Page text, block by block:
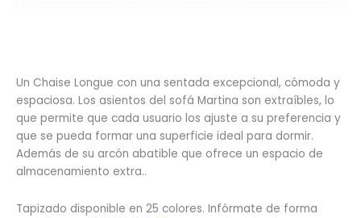
Un Chaise Longue con una sentada excepcional, cómoda y
espaciosa. Los asientos del sofá Martina son extraíbles, lo
que permite que cada usuario los ajuste a su preferencia y
que se pueda formar una superficie ideal para dormir.
Además de su arcón abatible que ofrece un espacio de
almacenamiento extra..
Tapizado disponible en 25 colores. Infórmate de forma